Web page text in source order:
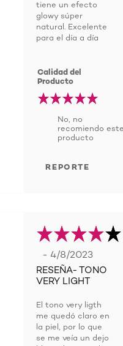
tiene un efecto
glowy súper
natural. Excelente
para el día a día
Calidad del
Producto
No, no
recomiendo
producto
REPORTE
- 4/8/2023
RESEÑA- TONO
VERY LIGHT
El tono very ligth
me quedó claro en
la piel, por lo que
se me veía un dejo